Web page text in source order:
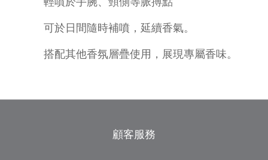
可於日間隨時補噴，延續香氣。
搭配其他香氛層疊使用，展現專屬香味。
顧客服務